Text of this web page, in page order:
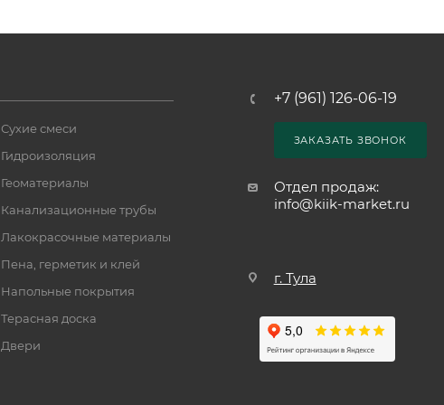
Сухие смеси
Гидроизоляция
Геоматериалы
Канализационные трубы
Лакокрасочные материалы
Пена, герметик и клей
Напольные покрытия
Терасная доска
Двери
+7 (961) 126-06-19
ЗАКАЗАТЬ ЗВОНОК
Отдел продаж:
info@kiik-market.ru
г. Тула